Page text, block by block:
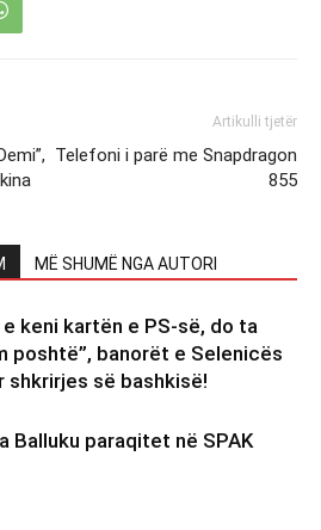
Artikulli tjetër
Telefoni i parë me Snapdragon
855
MË SHUMË NGA AUTORI
e keni kartën e PS-së, do ta
poshtë”, banorët e Selenicës
shkrirjes së bashkisë!
Balluku paraqitet në SPAK